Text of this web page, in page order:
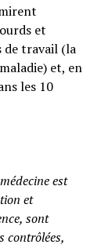
et
de travail (la
et, en
les 10
est
et
sont
contrôlées,